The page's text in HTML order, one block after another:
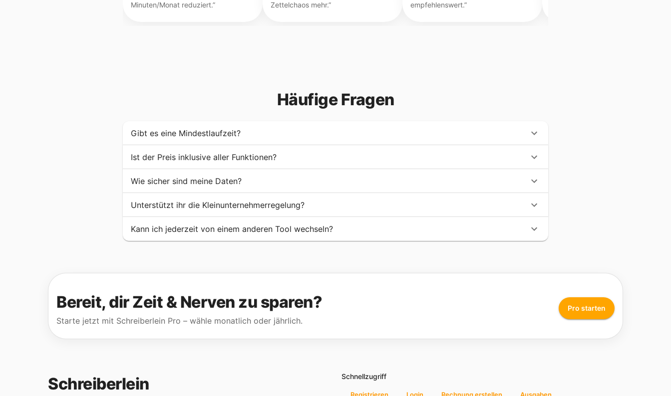
Minuten/Monat reduziert.”
Zettelchaos mehr.”
empfehlenswert.”
Häufige Fragen
Gibt es eine Mindestlaufzeit?
Ist der Preis inklusive aller Funktionen?
Wie sicher sind meine Daten?
Unterstützt ihr die Kleinunternehmerregelung?
Kann ich jederzeit von einem anderen Tool wechseln?
Bereit, dir Zeit & Nerven zu sparen?
Starte jetzt mit Schreiberlein Pro – wähle monatlich oder jährlich.
Pro starten
Schreiberlein Schnellzugriff